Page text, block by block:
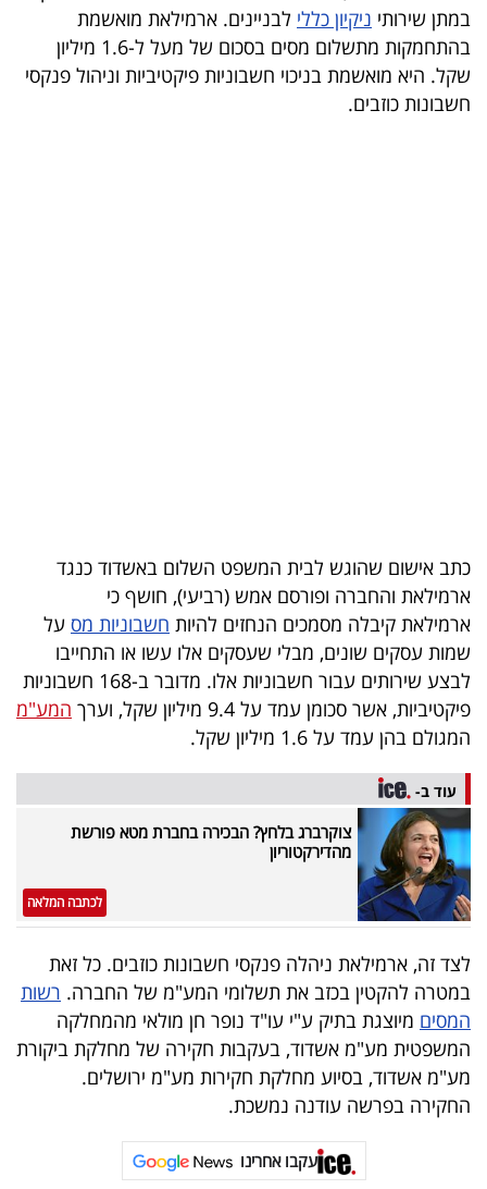
קריירה
ולימודים
מינויים
הכלכלי
פודקאסט
40
UNDER
40
שיתופי
פעולה
ניוזלטרים
מייל
אדום
במתן שירותי ניקיון כללי לבניינים. ארמילאת מואשמת
בהתחמקות מתשלום מסים בסכום של מעל ל-1.6 מיליון
שקל. היא מואשמת בניכוי חשבוניות פיקטיביות וניהול פנקסי
חשבונות כוזבים.
כתב אישום שהוגש לבית המשפט השלום באשדוד כנגד
ארמילאת והחברה ופורסם אמש (רביעי), חושף כי
ארמילאת קיבלה מסמכים הנחזים להיות חשבוניות מס על
שמות עסקים שונים, מבלי שעסקים אלו עשו או התחייבו
לבצע שירותים עבור חשבוניות אלו. מדובר ב-168 חשבוניות
פיקטיביות, אשר סכומן עמד על 9.4 מיליון שקל, וערך
המע"מ
המגולם בהן עמד על 1.6 מיליון שקל.
עוד ב-
צוקרברג בלחץ? הבכירה בחברת מטא פורשת
מהדירקטוריון
לכתבה המלאה
לצד זה, ארמילאת ניהלה פנקסי חשבונות כוזבים. כל זאת
במטרה להקטין בכזב את תשלומי המע"מ של החברה. רשות
המסים מיוצגת בתיק ע"י עו"ד נופר חן מולאי מהמחלקה
המשפטית מע"מ אשדוד, בעקבות חקירה של מחלקת ביקורת
מע"מ אשדוד, בסיוע מחלקת חקירות מע"מ ירושלים.
החקירה בפרשה עודנה נמשכת.
עקבו אחרינו